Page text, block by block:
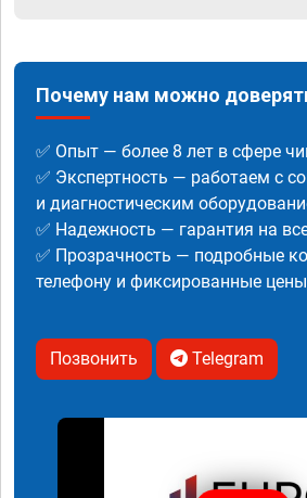
Почему нам можно
✅ Опыт — более 8 лет в сфере
✅ Экспертность — работаем с
и диагностическим
✅ Надежность — гарантия на
✅ Прозрачность — подробные
телефону и фиксированные
Позвонить Telegram